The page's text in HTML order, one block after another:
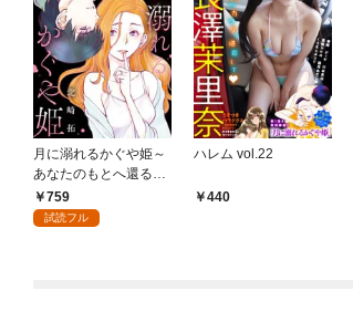
月に溺れるかぐや姫～
あなたのもとへ還る前
に～（１）
759
試読フル
ハレム vol.22
440